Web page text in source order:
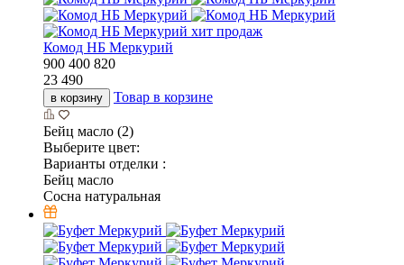
хит продаж
Комод НБ Меркурий
900 400 820
23 490
в корзину Товар в корзине
Бейц масло (2)
Выберите цвет:
Варианты отделки :
Бейц масло
Сосна натуральная